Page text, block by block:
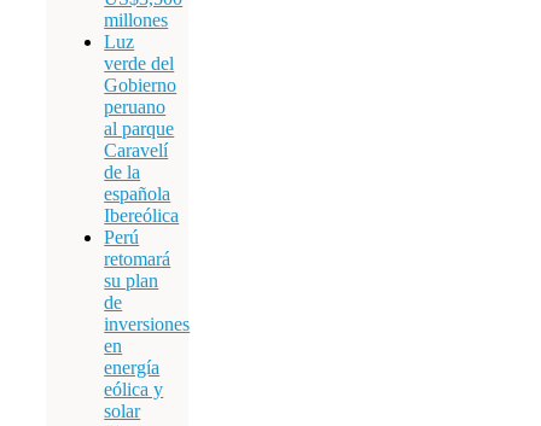
millones
Luz
verde del
Gobierno
peruano
al parque
Caravelí
de la
española
Ibereólica
Perú
retomará
su plan
de
inversiones
en
energía
eólica y
solar